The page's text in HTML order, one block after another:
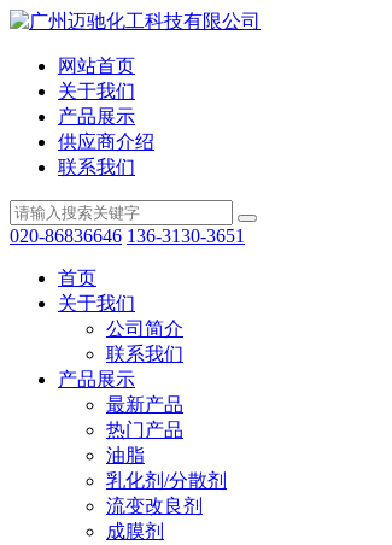
网站首页
关于我们
产品展示
供应商介绍
联系我们
020-86836646 136-3130-3651
首页
关于我们
公司简介
联系我们
产品展示
最新产品
热门产品
油脂
乳化剂/分散剂
流变改良剂
成膜剂